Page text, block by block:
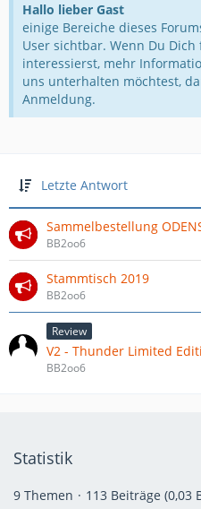
Hallo lieber Gast
einige Bereiche dieses
User sichtbar. Wenn Du Dich
interessierst, mehr
uns unterhalten möchtest,
Anmeldung.
Letzte Antwort
Sammelbestellung
BB2oo6
Stammtisch 2019
BB2oo6
Review
V2 - Thunder Limited
BB2oo6
Statistik
9 Themen 113 Beiträge (0,03